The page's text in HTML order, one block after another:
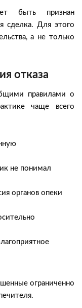
быть признан
сделка. Для этого
а не только
отказа
правилами о
чаще всего
не понимал
органов опеки
ограниченно